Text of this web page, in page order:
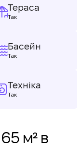
Тераса
Так
Басейн
Так
Техніка
Так
м² в